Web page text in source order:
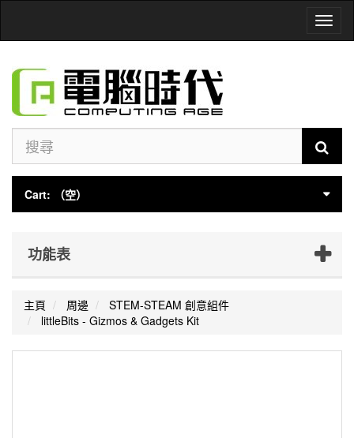
Cart: （空）
功能表
主頁 周邊
STEM-STEAM 創意組件
littleBits - Gizmos & Gadgets Kit